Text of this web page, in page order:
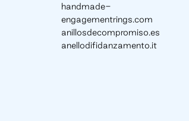
handmade-
engagementrings.com
anillosdecompromiso.es
anellodifidanzamento.it